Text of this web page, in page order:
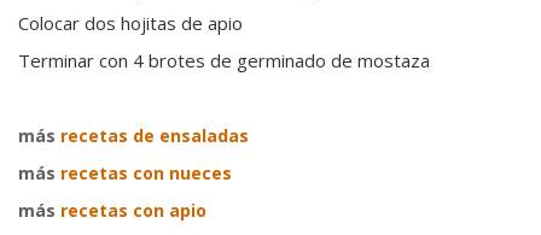
Colocar dos hojitas de apio
Terminar con 4 brotes de germinado de mostaza
más recetas de ensaladas
más recetas con nueces
más recetas con apio